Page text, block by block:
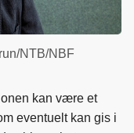
NTB/NBF
kan være et
eventuelt kan gis i